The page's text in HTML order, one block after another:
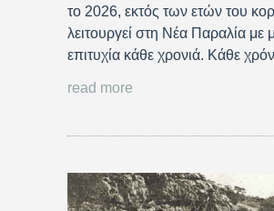
το 2026, εκτός των ετών του
λειτουργεί στη Νέα Παραλία με
επιτυχία κάθε χρονιά. Κάθε
read more